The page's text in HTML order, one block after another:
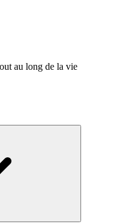
au long de la vie